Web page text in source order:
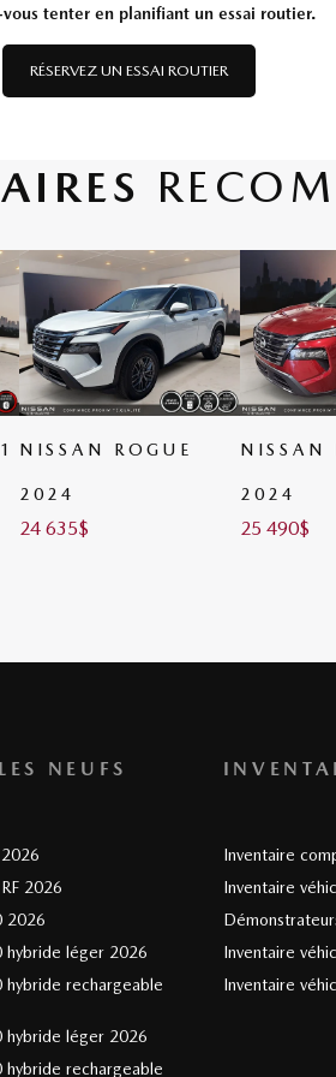
vous tenter en planifiant un essai routier.
RÉSERVEZ UN ESSAI ROUTIER
NISSAN ROGUE
2024
24 635$
NISSAN
2024
25 490$
NEUFS
2026
2026
hybride léger 2026
hybride rechargeable
hybride léger 2026
hybride rechargeable
Inventaire
Inventaire
Inventaire
Inventaire